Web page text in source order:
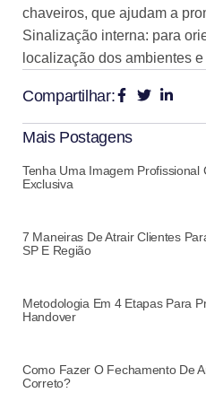
chaveiros, que ajudam a
Sinalização interna: para
localização dos ambientes
Compartilhar:
Mais Postagens
Tenha Uma Imagem
Exclusiva
7 Maneiras De Atrair Clientes
SP E Região
Metodologia Em 4 Etapas Para
Handover
Como Fazer O Fechamento De
Correto?